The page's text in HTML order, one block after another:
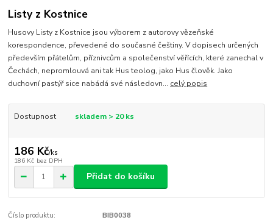
Listy z Kostnice
Husovy Listy z Kostnice jsou výborem z autorovy vězeňské
korespondence, převedené do současné češtiny. V dopisech určených
především přátelům, příznivcům a společenství věřících, které zanechal v
Čechách, nepromlouvá ani tak Hus teolog, jako Hus člověk. Jako
duchovní pastýř sice nabádá své následovn... celý popis
Dostupnost skladem > 20 ks
186 Kč/ks
186 Kč bez DPH
Přidat do košíku
Číslo produktu:
BIB0038